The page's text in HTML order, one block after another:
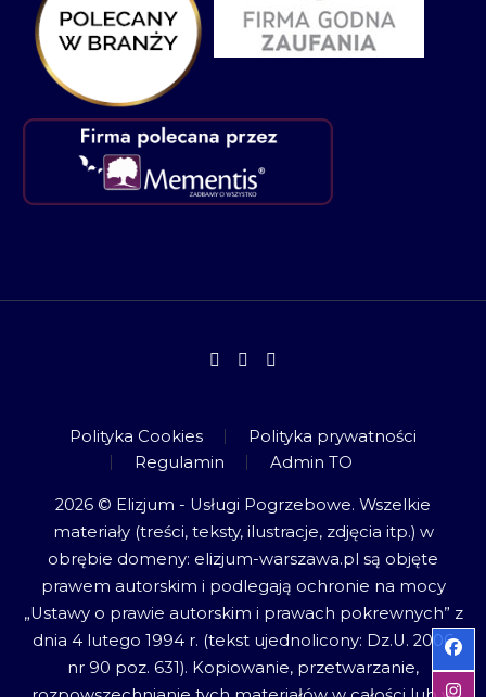
Polityka Cookies
Polityka prywatności
Regulamin
Admin TO
2026 © Elizjum - Usługi Pogrzebowe. Wszelkie
materiały (treści, teksty, ilustracje, zdjęcia itp.) w
obrębie domeny: elizjum-warszawa.pl są objęte
prawem autorskim i podlegają ochronie na mocy
„Ustawy o prawie autorskim i prawach pokrewnych” z
dnia 4 lutego 1994 r. (tekst ujednolicony: Dz.U. 2006
nr 90 poz. 631). Kopiowanie, przetwarzanie,